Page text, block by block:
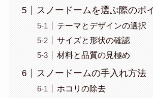
スノードームを選ぶ際のポ
テーマとデザインの選択
サイズと形状の確認
材料と品質の見極め
スノードームの手入れ方法
ホコリの除去